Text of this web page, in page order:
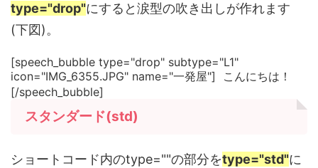
type="drop"にすると涙型の吹き出しが作れます
(下図)。
[speech_bubble type="drop" subtype="L1"
icon="IMG_6355.JPG" name="一発屋"] こんにちは！
[/speech_bubble]
スタンダード(std)
ショートコード内のtype=""の部分をtype="std"に